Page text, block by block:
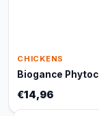
CHICKENS
Biogance
€14,96